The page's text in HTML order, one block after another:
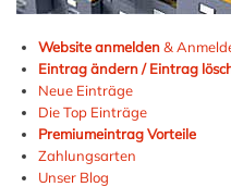
Website anmelden&
Eintrag ändern / Eintrag
Neue Einträge
Die Top Einträge
Premiumeintrag Vorteile
Zahlungsarten
Unser Blog